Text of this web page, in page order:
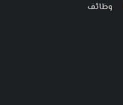
وظائف